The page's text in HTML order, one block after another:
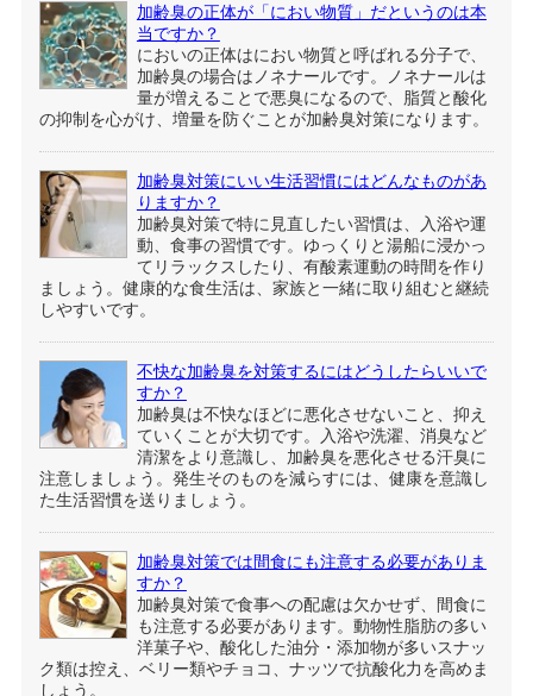
加齢臭の正体が「におい物質」だというのは本
当ですか？
においの正体はにおい物質と呼ばれる分子で、
加齢臭の場合はノネナールです。ノネナールは
量が増えることで悪臭になるので、脂質と酸化
の抑制を心がけ、増量を防ぐことが加齢臭対策になります。
加齢臭対策にいい生活習慣にはどんなものがあ
りますか？
加齢臭対策で特に見直したい習慣は、入浴や運
動、食事の習慣です。ゆっくりと湯船に浸かっ
てリラックスしたり、有酸素運動の時間を作り
ましょう。健康的な食生活は、家族と一緒に取り組むと継続
しやすいです。
不快な加齢臭を対策するにはどうしたらいいで
すか？
加齢臭は不快なほどに悪化させないこと、抑え
ていくことが大切です。入浴や洗濯、消臭など
清潔をより意識し、加齢臭を悪化させる汗臭に
注意しましょう。発生そのものを減らすには、健康を意識し
た生活習慣を送りましょう。
加齢臭対策では間食にも注意する必要がありま
すか？
加齢臭対策で食事への配慮は欠かせず、間食に
も注意する必要があります。動物性脂肪の多い
洋菓子や、酸化した油分・添加物が多いスナッ
ク類は控え、ベリー類やチョコ、ナッツで抗酸化力を高めま
しょう。